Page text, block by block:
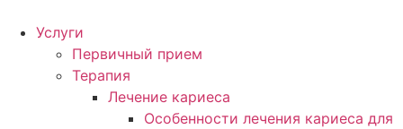
Услуги
Первичный прием
Терапия
Лечение кариеса
Особенности лечения кариеса для